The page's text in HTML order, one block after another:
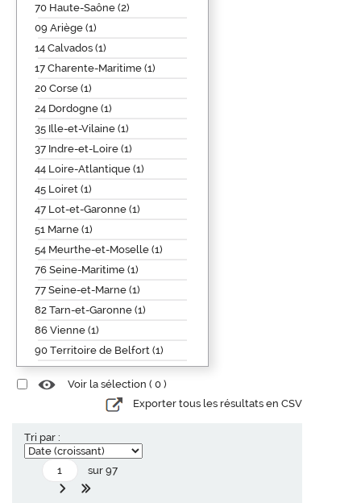
70 Haute-Saône (2)
09 Ariège (1)
14 Calvados (1)
17 Charente-Maritime (1)
20 Corse (1)
24 Dordogne (1)
35 Ille-et-Vilaine (1)
37 Indre-et-Loire (1)
44 Loire-Atlantique (1)
45 Loiret (1)
47 Lot-et-Garonne (1)
51 Marne (1)
54 Meurthe-et-Moselle (1)
76 Seine-Maritime (1)
77 Seine-et-Marne (1)
82 Tarn-et-Garonne (1)
86 Vienne (1)
90 Territoire de Belfort (1)
Voir la sélection ( 0 )
Exporter tous les résultats en CSV
Tri par :
sur 97